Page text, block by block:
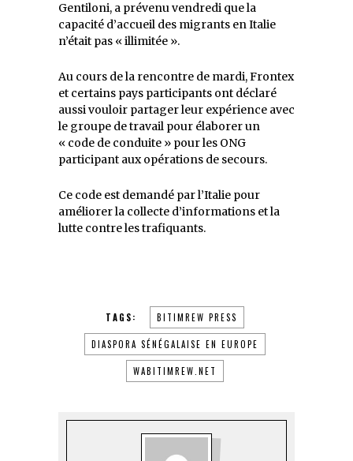
Gentiloni, a prévenu vendredi que la
capacité d’accueil des migrants en Italie
n’était pas « illimitée ».
Au cours de la rencontre de mardi, Frontex
et certains pays participants ont déclaré
aussi vouloir partager leur expérience avec
le groupe de travail pour élaborer un
« code de conduite » pour les ONG
participant aux opérations de secours.
Ce code est demandé par l’Italie pour
améliorer la collecte d’informations et la
lutte contre les trafiquants.
TAGS: BITIMREW PRESS
DIASPORA SÉNÉGALAISE EN EUROPE
WABITIMREW.NET